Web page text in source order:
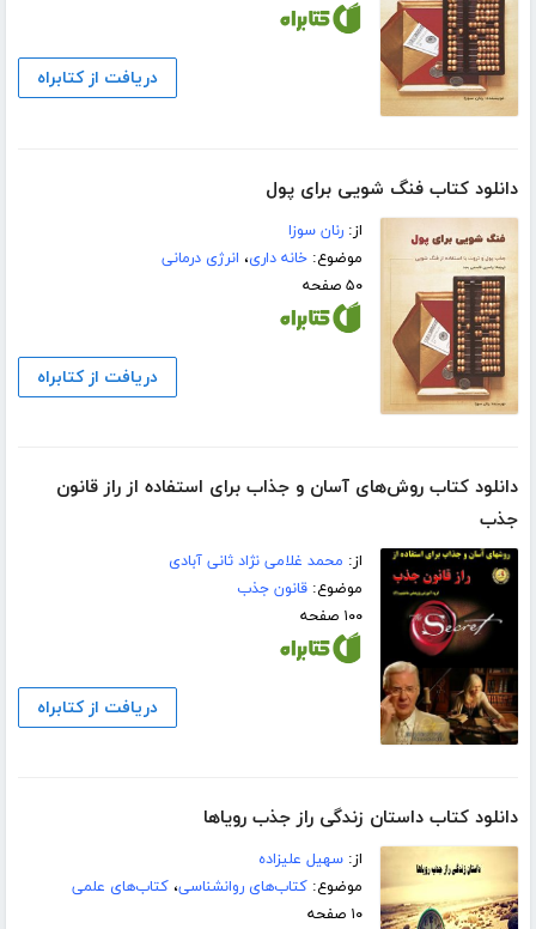
دریافت از کتابراه
دانلود کتاب فنگ شویی برای پول
از:رنان سوزا
موضوع:خانه داری، انرژی درمانی
۵۰ صفحه
دریافت از کتابراه
دانلود کتاب روش‌های آسان و جذاب برای استفاده از راز قانون
جذب
از: محمد غلامی نژاد ثانی آبادی
موضوع:قانون جذب
۱۰۰ صفحه
دریافت از کتابراه
دانلود کتاب داستان زندگی راز جذب رویاها
از:سهیل علیزاده
موضوع:کتاب‌های روانشناسی،کتاب‌های علمی
۱۰ صفحه